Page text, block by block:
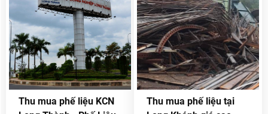
phế liệu sắt vụn, phế liệu
đồng, vựa ve chai. Ngoài ra
có những khu vực cần
thanh lý hàng giá cao,
thanh lý nhanh trong ngày
vẫn được Phế liệu Hòa
phế liệu, đồng, nhôm phế
liệu, inox phế liệu…..
Những dịch vụ thu mua phế
liệu Biên Hòa Đồng Nai
đang được công ty Hòa
Phát đẩy mạnh tiêu thụ là
cao tại tphcm, Đồng Nai,
Thu mua phế liệu KCN
Thu mua phế liệu tại